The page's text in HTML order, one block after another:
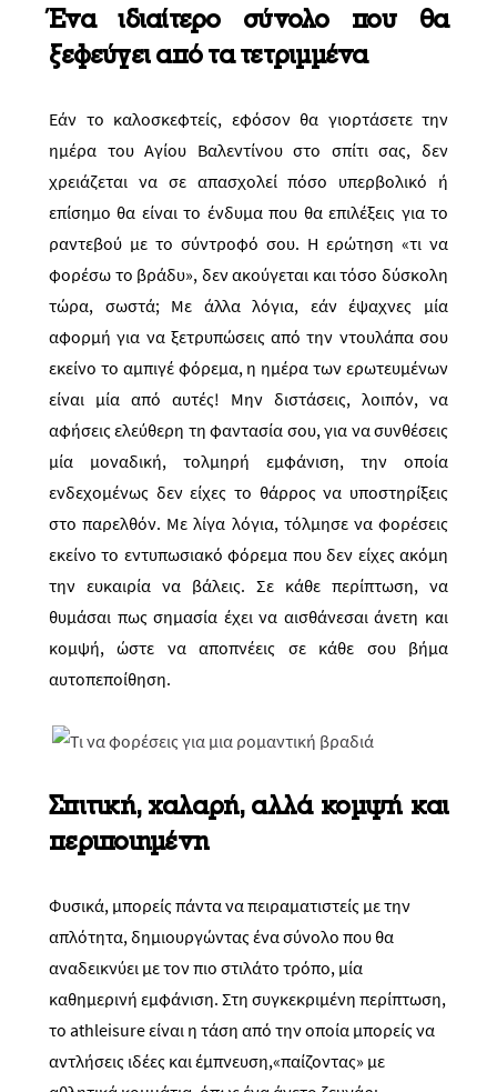
Ένα ιδιαίτερο σύνολο που θα
ξεφεύγει από τα τετριμμένα
Εάν το καλοσκεφτείς, εφόσον θα γιορτάσετε την
ημέρα του Αγίου Βαλεντίνου στο σπίτι σας, δεν
χρειάζεται να σε απασχολεί πόσο υπερβολικό ή
επίσημο θα είναι το ένδυμα που θα επιλέξεις για το
ραντεβού με το σύντροφό σου. Η ερώτηση «τι να
φορέσω το βράδυ», δεν ακούγεται και τόσο δύσκολη
τώρα, σωστά; Με άλλα λόγια, εάν έψαχνες μία
αφορμή για να ξετρυπώσεις από την ντουλάπα σου
εκείνο το αμπιγέ φόρεμα, η ημέρα των ερωτευμένων
είναι μία από αυτές! Μην διστάσεις, λοιπόν, να
αφήσεις ελεύθερη τη φαντασία σου, για να συνθέσεις
μία μοναδική, τολμηρή εμφάνιση, την οποία
ενδεχομένως δεν είχες το θάρρος να υποστηρίξεις
στο παρελθόν. Με λίγα λόγια, τόλμησε να φορέσεις
εκείνο το εντυπωσιακό φόρεμα που δεν είχες ακόμη
την ευκαιρία να βάλεις. Σε κάθε περίπτωση, να
θυμάσαι πως σημασία έχει να αισθάνεσαι άνετη και
κομψή, ώστε να αποπνέεις σε κάθε σου βήμα
αυτοπεποίθηση.
Σπιτική, χαλαρή, αλλά κομψή και
περιποιημένη
Φυσικά, μπορείς πάντα να πειραματιστείς με την
απλότητα, δημιουργώντας ένα σύνολο που θα
αναδεικνύει με τον πιο στιλάτο τρόπο, μία
καθημερινή εμφάνιση. Στη συγκεκριμένη περίπτωση,
το athleisureείναι η τάση από την οποία μπορείς να
αντλήσεις ιδέες και έμπνευση,«παίζοντας» με